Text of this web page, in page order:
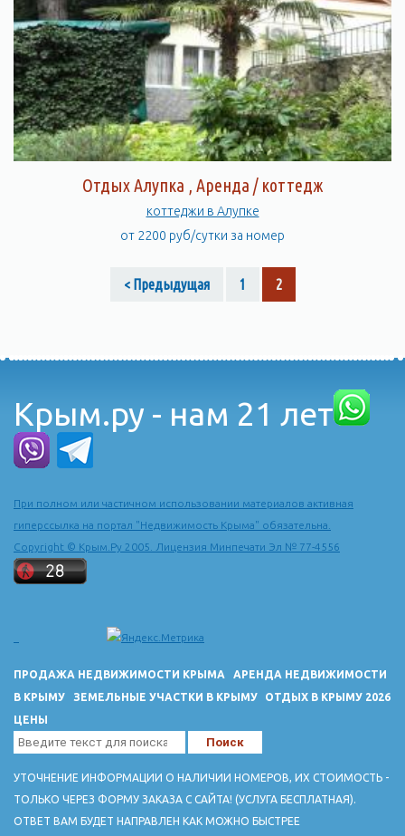
Отдых Алупка , Аренда / коттедж
коттеджи в Алупке
от 2200 руб/сутки за номер
< Предыдущая 1 2
Крым.ру - нам 21 лет
При полном или частичном использовании материалов активная
гиперссылка на портал "Недвижимость Крыма" обязательна.
Copyright © Крым.Ру 2005. Лицензия Минпечати Эл № 77-4556
ПРОДАЖА НЕДВИЖИМОСТИ КРЫМА
АРЕНДА НЕДВИЖИМОСТИ
В КРЫМУ
ЗЕМЕЛЬНЫЕ УЧАСТКИ В КРЫМУ
ОТДЫХ В КРЫМУ 2026
ЦЕНЫ
УТОЧНЕНИЕ ИНФОРМАЦИИ О НАЛИЧИИ НОМЕРОВ, ИХ СТОИМОСТЬ -
ТОЛЬКО ЧЕРЕЗ ФОРМУ ЗАКАЗА С САЙТА! (УСЛУГА БЕСПЛАТНАЯ).
ОТВЕТ ВАМ БУДЕТ НАПРАВЛЕН КАК МОЖНО БЫСТРЕЕ